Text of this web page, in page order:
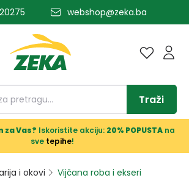
webshop@zeka.ba
Traži
za Vas? Iskoristite akciju: 20% POPUSTAna
sve tepihe!
i okovi Vijčana roba i ekseri